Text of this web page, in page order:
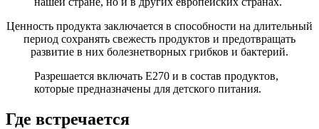
Ценность продукта заключается в способности на длительный
период сохранять свежесть продуктов и предотвращать
развитие в них болезнетворных грибков и бактерий.
Разрешается включать Е270 и в состав продуктов,
которые предназначены для детского питания.
Где встречается